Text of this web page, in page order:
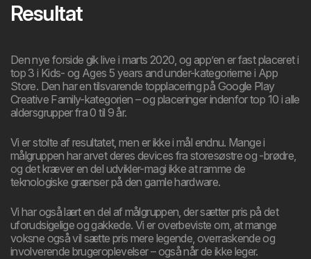
Resultat
Den nye forside gik live i marts 2020, og app’en er fast placeret i
top 3 i Kids- og Ages 5 years and under-kategorierne i App
Store. Den har en tilsvarende topplacering på Google Play
Creative Family-kategorien – og placeringer indenfor top 10 i alle
aldersgrupper fra 0 til 9 år.
Vi er stolte af resultatet, men er ikke i mål endnu. Mange i
målgruppen har arvet deres devices fra storesøstre og -brødre,
og det kræver en del udvikler-magi ikke at ramme de
teknologiske grænser på den gamle hardware.
Vi har også lært en del af målgruppen, der sætter pris på det
uforudsigelige og gakkede. Vi er overbeviste om, at mange
voksne også vil sætte pris mere legende, overraskende og
involverende brugeroplevelser – også når de ikke leger.